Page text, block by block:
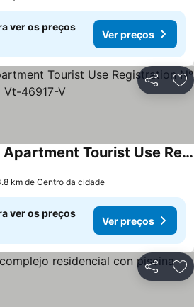
ver os preços
Ver preços
Partilhar
Residential Beach Apartment Tourist Use Registration Nº Vt-46917-V
km de Centro da cidade
ver os preços
Ver preços
Partilhar